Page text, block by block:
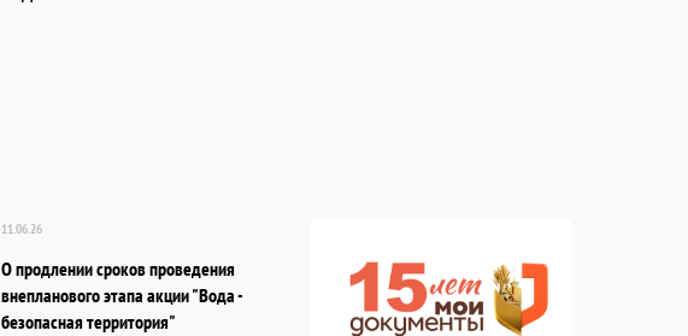
11.06.26
О продлении сроков проведения
внепланового этапа акции "Вода -
безопасная территория"